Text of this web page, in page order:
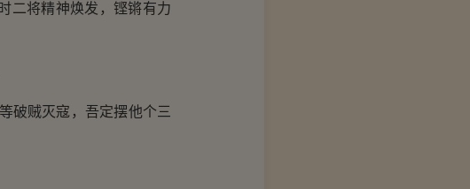
将精神焕发，铿锵有力
破贼灭寇，吾定摆他个三